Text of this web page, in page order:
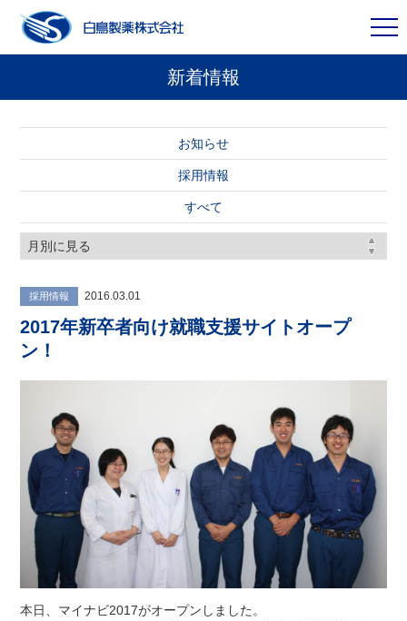
新着情報
お知らせ
採用情報
すべて
採用情報 2016.03.01
2017年新卒者向け就職支援サイトオープ
ン！
本日、マイナビ2017がオープンしました。